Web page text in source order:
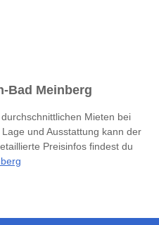
Bad Meinberg
Mieten bei
und Ausstattung kann der
Preisinfos findest du